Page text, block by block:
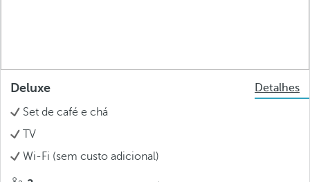
Deluxe
Detalhes
Set de café e chá
TV
Wi-Fi (sem custo adicional)